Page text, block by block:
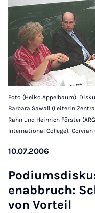
Foto (Heiko Appelbaum):
Barbara Sawall (Leiterin
Rahn und Heinrich Förster
International College), Corvian
10.07.2006
enab­bruch:
von Vorteil